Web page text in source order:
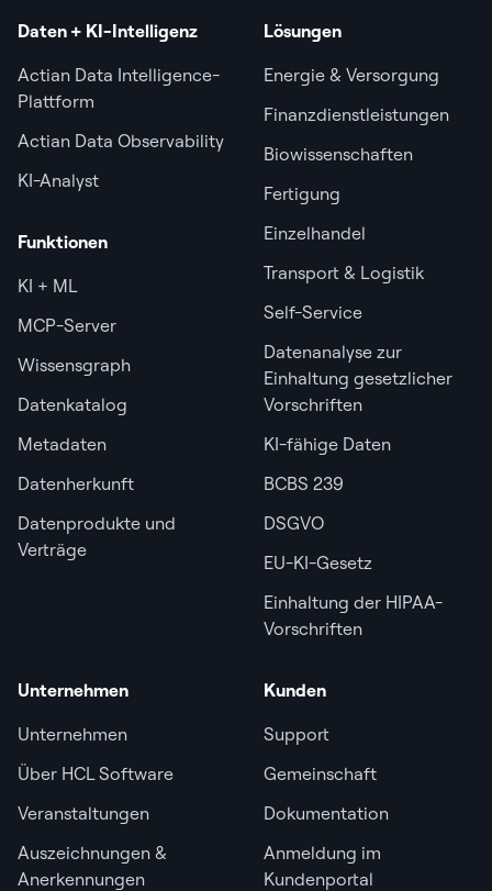
Daten + KI-Intelligenz
Actian Data Intelligence-
Plattform
Actian Data Observability
KI-Analyst
Funktionen
KI + ML
MCP-Server
Wissensgraph
Datenkatalog
Metadaten
Datenherkunft
Datenprodukte und
Verträge
Lösungen
Energie & Versorgung
Finanzdienstleistungen
Biowissenschaften
Fertigung
Einzelhandel
Transport & Logistik
Self-Service
Datenanalyse zur
Einhaltung gesetzlicher
Vorschriften
KI-fähige Daten
BCBS 239
DSGVO
EU-KI-Gesetz
Einhaltung der HIPAA-
Vorschriften
Unternehmen
Unternehmen
Über HCL Software
Veranstaltungen
Auszeichnungen &
Anerkennungen
Kunden
Support
Gemeinschaft
Dokumentation
Anmeldung im
Kundenportal